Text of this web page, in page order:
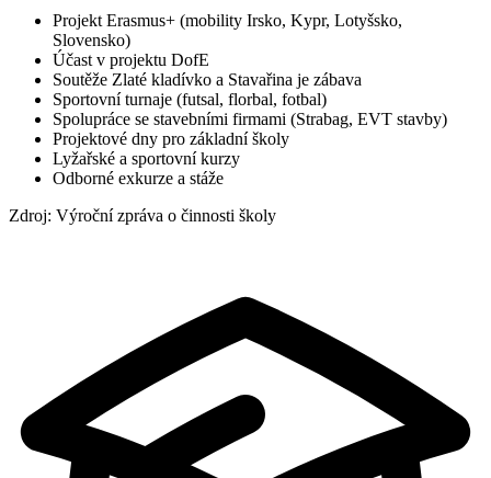
Projekt Erasmus+ (mobility Irsko, Kypr, Lotyšsko,
Slovensko)
Účast v projektu DofE
Soutěže Zlaté kladívko a Stavařina je zábava
Sportovní turnaje (futsal, florbal, fotbal)
Spolupráce se stavebními firmami (Strabag, EVT stavby)
Projektové dny pro základní školy
Lyžařské a sportovní kurzy
Odborné exkurze a stáže
Zdroj: Výroční zpráva o činnosti školy